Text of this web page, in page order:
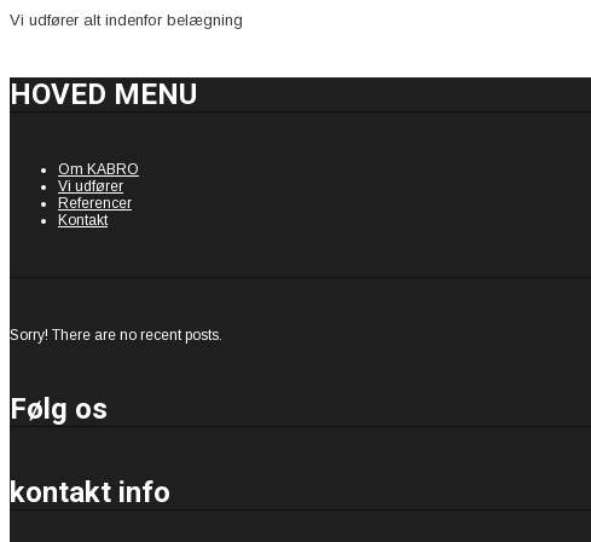
Vi udfører alt indenfor belægning
HOVED MENU
Om KABRO
Vi udfører
Referencer
Kontakt
Sorry! There are no recent posts.
Følg os
kontakt info